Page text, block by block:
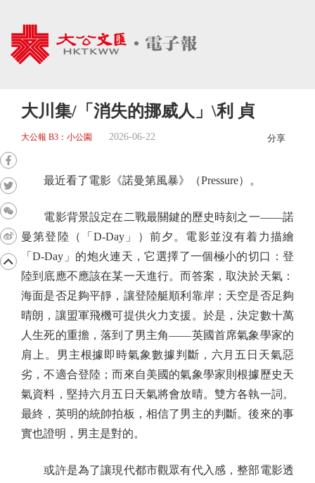
大川集/「消失的挪威人」\利 貞
大公報 B3：小公園 2026-06-22 分享
最近看了電影《諾曼第風暴》（Pressure）。
電影背景設定在二戰最關鍵的歷史時刻之一——諾
曼第登陸（「D-Day」）前夕。電影並沒有着力描繪
「D-Day」的炮火連天，它選擇了一個極小的切口：登
陸到底應不應該在某一天進行。而答案，取決於天氣：
海面是否足夠平靜，讓登陸艇順利靠岸；天空是否足夠
晴朗，讓盟軍飛機可提供火力支援。於是，決定數十萬
人生死的重擔，落到了男主角——英國首席氣象學家的
肩上。男主根據即時氣象數據判斷，六月五日天氣惡
劣，不適合登陸；而來自美國的氣象學家則根據歷史天
氣資料，堅持六月五日天氣將會放晴。雙方各執一詞。
最終，英明的統帥拍板，相信了男主的判斷。後來的事
實也證明，男主是對的。
或許是為了讓現代都市觀眾有代入感，整部電影透